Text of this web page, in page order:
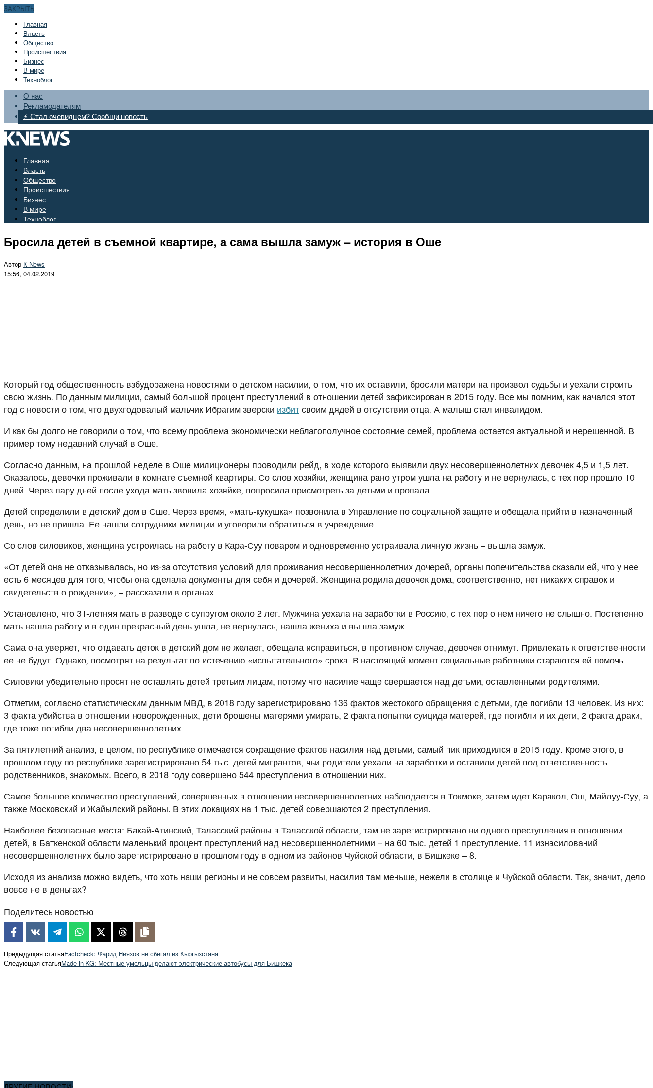
ЗАКРЫТЬ
Главная
Bласть
Общество
Происшествия
Бизнес
В мире
Техноблог
О нас
Рекламодателям
⚡ Стал очевидцем? Сообщи новость
Главная
Bласть
Общество
Происшествия
Бизнес
В мире
Техноблог
Бросила детей в съемной квартире, а сама вышла замуж – история в Оше
Автор К-Nеws -
15:56, 04.02.2019
Который год общественность взбудоражена новостями о детском насилии, о том, что их оставили, бросили матери на произвол судьбы и уехали строить
свою жизнь. По данным милиции, самый большой процент преступлений в отношении детей зафиксирован в 2015 году. Все мы помним, как начался этот
год с новости о том, что двухгодовалый мальчик Ибрагим зверски избитсвоим дядей в отсутствии отца. А малыш стал инвалидом.
И как бы долго не говорили о том, что всему проблема экономически неблагополучное состояние семей, проблема остается актуальной и нерешенной. В
пример тому недавний случай в Оше.
Согласно данным, на прошлой неделе в Оше милиционеры проводили рейд, в ходе которого выявили двух несовершеннолетних девочек 4,5 и 1,5 лет.
Оказалось, девочки проживали в комнате съемной квартиры. Со слов хозяйки, женщина рано утром ушла на работу и не вернулась, с тех пор прошло 10
дней. Через пару дней после ухода мать звонила хозяйке, попросила присмотреть за детьми и пропала.
Детей определили в детский дом в Оше. Через время, «мать-кукушка» позвонила в Управление по социальной защите и обещала прийти в назначенный
день, но не пришла. Ее нашли сотрудники милиции и уговорили обратиться в учреждение.
Со слов силовиков, женщина устроилась на работу в Кара-Суу поваром и одновременно устраивала личную жизнь – вышла замуж.
«От детей она не отказывалась, но из-за отсутствия условий для проживания несовершеннолетних дочерей, органы попечительства сказали ей, что у нее
есть 6 месяцев для того, чтобы она сделала документы для себя и дочерей. Женщина родила девочек дома, соответственно, нет никаких справок и
свидетельств о рождении», – рассказали в органах.
Установлено, что 31-летняя мать в разводе с супругом около 2 лет. Мужчина уехала на заработки в Россию, с тех пор о нем ничего не слышно. Постепенно
мать нашла работу и в один прекрасный день ушла, не вернулась, нашла жениха и вышла замуж.
Сама она уверяет, что отдавать деток в детский дом не желает, обещала исправиться, в противном случае, девочек отнимут. Привлекать к ответственности
ее не будут. Однако, посмотрят на результат по истечению «испытательного» срока. В настоящий момент социальные работники стараются ей помочь.
Силовики убедительно просят не оставлять детей третьим лицам, потому что насилие чаще свершается над детьми, оставленными родителями.
Отметим, согласно статистическим данным МВД, в 2018 году зарегистрировано 136 фактов жестокого обращения с детьми, где погибли 13 человек. Из них:
3 факта убийства в отношении новорожденных, дети брошены матерями умирать, 2 факта попытки суицида матерей, где погибли и их дети, 2 факта драки,
где тоже погибли два несовершеннолетних.
За пятилетний анализ, в целом, по республике отмечается сокращение фактов насилия над детьми, самый пик приходился в 2015 году. Кроме этого, в
прошлом году по республике зарегистрировано 54 тыс. детей мигрантов, чьи родители уехали на заработки и оставили детей под ответственность
родственников, знакомых. Всего, в 2018 году совершено 544 преступления в отношении них.
Самое большое количество преступлений, совершенных в отношении несовершеннолетних наблюдается в Токмоке, затем идет Каракол, Ош, Майлуу-Суу, а
также Московский и Жайылский районы. В этих локациях на 1 тыс. детей совершаются 2 преступления.
Наиболее безопасные места: Бакай-Атинский, Таласский районы в Таласской области, там не зарегистрировано ни одного преступления в отношении
детей, в Баткенской области маленький процент преступлений над несовершеннолетними – на 60 тыс. детей 1 преступление. 11 изнасилований
несовершеннолетних было зарегистрировано в прошлом году в одном из районов Чуйской области, в Бишкеке – 8.
Исходя из анализа можно видеть, что хоть наши регионы и не совсем развиты, насилия там меньше, нежели в столице и Чуйской области. Так, значит, дело
вовсе не в деньгах?
Поделитесь новостью
Предыдущая статьяFactcheck: Фарид Ниязов не сбегал из Кыргызстана
Следующая статьяMade in KG: Местные умельцы делают электрические автобусы для Бишкека